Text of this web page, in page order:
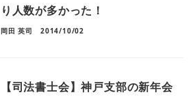
り人数が多かった！
岡田 英司 2014/10/02
【司法書士会】神戸支部の新年会